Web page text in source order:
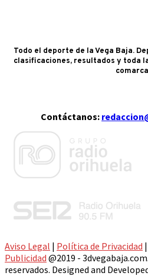
Todo el deporte de la Vega Baja.
clasificaciones, resultados y toda
comarca
Contáctanos:
Aviso Legal | Política de Privacidad |
Publicidad @2019 -
reservados. Designed and